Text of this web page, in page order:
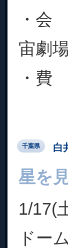
・会
宙劇
・費
千葉県 白
星を
1/17(
ドー